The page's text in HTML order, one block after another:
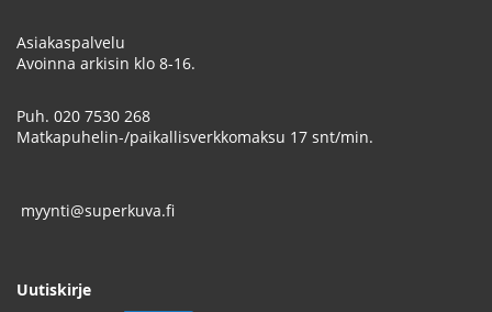
Asiakaspalvelu
Avoinna arkisin klo 8-16.
Puh. 020 7530 268
Matkapuhelin-/paikallisverkkomaksu 17 snt/min.
myynti@superkuva.fi
Uutiskirje